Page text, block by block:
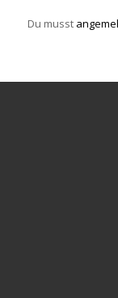
Du musst